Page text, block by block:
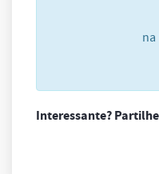
na
Interessante?